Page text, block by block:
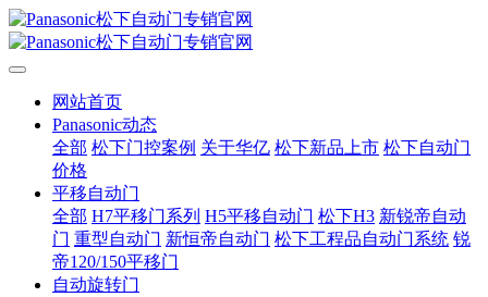
网站首页
Panasonic动态
全部 松下门控案例 关于华亿 松下新品上市 松下自动门
价格
平移自动门
全部 H7平移门系列 H5平移自动门 松下H3 新锐帝自动
门 重型自动门 新恒帝自动门 松下工程品自动门系统 锐
帝120/150平移门
自动旋转门